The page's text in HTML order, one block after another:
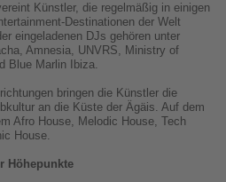
Künstler, die regelmäßig in einigen
Destinationen der Welt
eingeladenen DJs gehören unter
Amnesia, UNVRS, Ministry of
Blue Marlin Ibiza.
bringen die Künstler die
an die Küste der Ägäis. Auf dem
Afro House, Melodic House, Tech
House.
Höhepunkte